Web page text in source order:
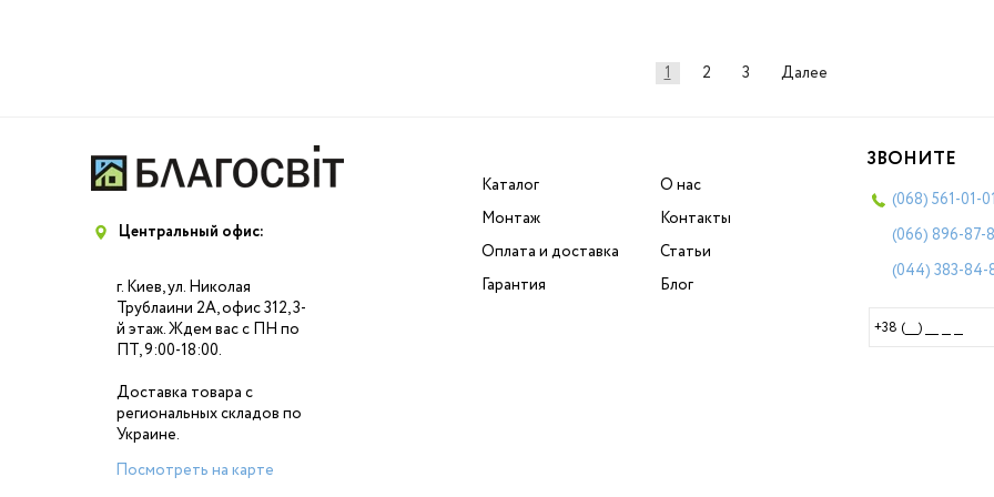
1 2 3 Далее
Центральный офис:
г. Киев, ул. Николая
Трублаини 2А, офис 312, 3-
й этаж. Ждем вас с ПН по
ПТ, 9:00-18:00.
Доставка товара с
региональных складов по
Украине.
Посмотреть на карте
Каталог
Монтаж
Оплата и доставка
Гарантия
О нас
Контакты
Статьи
Блог
ЗВОНИТЕ
(068) 561-01-01
(066) 896-87-
(044) 383-84-